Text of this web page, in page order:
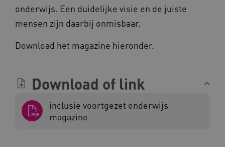
onderwijs. Een duidelijke visie en de juiste
mensen zijn daarbij onmisbaar.
Download het magazine hieronder.
Download of link
inclusie voortgezet onderwijs
magazine
.vimeo.com
Google Privacy Policy